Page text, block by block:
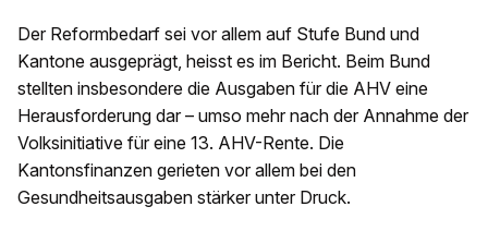
Der Reformbedarf sei vor allem auf Stufe Bund und
Kantone ausgeprägt, heisst es im Bericht. Beim Bund
stellten insbesondere die Ausgaben für die AHV eine
Herausforderung dar – umso mehr nach der Annahme der
Volksinitiative für eine 13. AHV-Rente. Die
Kantonsfinanzen gerieten vor allem bei den
Gesundheitsausgaben stärker unter Druck.